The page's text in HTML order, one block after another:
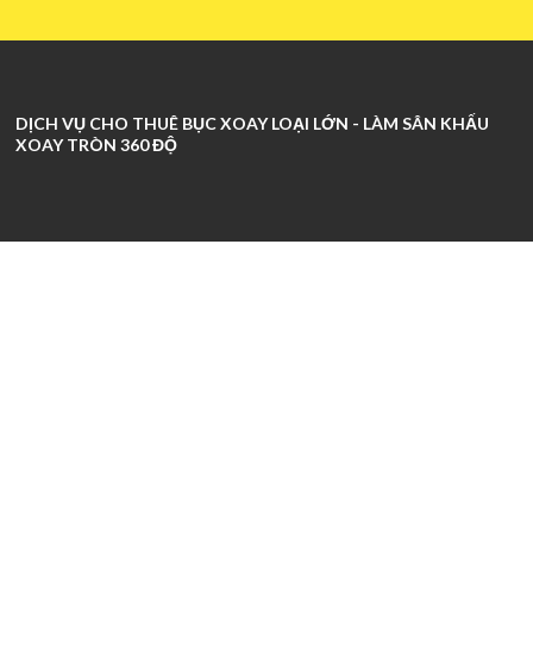
DỊCH VỤ CHO THUÊ BỤC XOAY LOẠI LỚN - LÀM SÂN KHẤU
XOAY TRÒN 360 ĐỘ